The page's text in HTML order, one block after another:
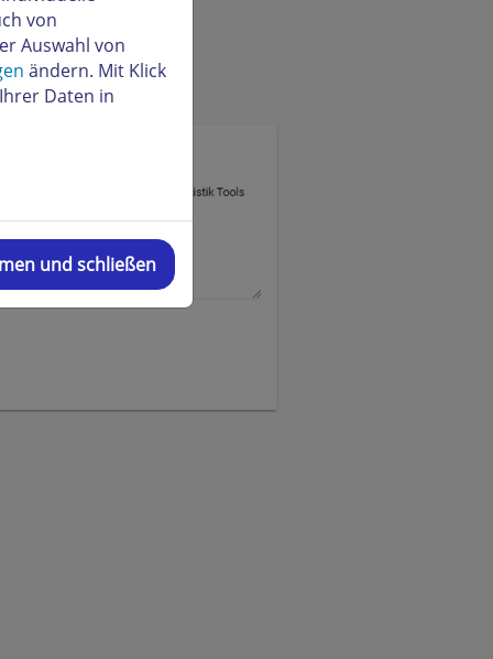
von
Auswahl von
ändern. Mit Klick
Daten in
und schließen